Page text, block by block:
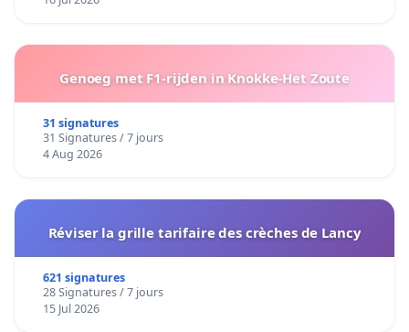
Genoeg met F1-rijden in Knokke-Het Zoute
31 signatures
31 Signatures / 7 jours
4 Aug 2026
Réviser la grille tarifaire des crèches de Lancy
621 signatures
28 Signatures / 7 jours
15 Jul 2026